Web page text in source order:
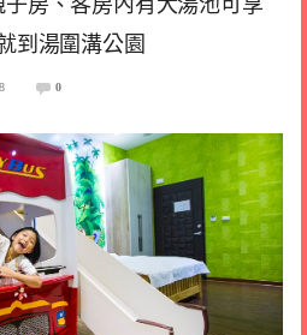
到湯圍溝公園
0